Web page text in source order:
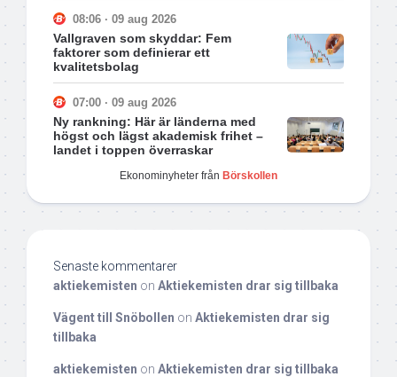
08:06 · 09 aug 2026
Vallgraven som skyddar: Fem
faktorer som definierar ett
kvalitetsbolag
07:00 · 09 aug 2026
Ny rankning: Här är länderna med
högst och lägst akademisk frihet –
landet i toppen överraskar
Ekonominyheter från Börskollen
Senaste kommentarer
aktiekemisten on Aktiekemisten drar sig tillbaka
Vägent till Snöbollen on Aktiekemisten drar sig
tillbaka
aktiekemisten on Aktiekemisten drar sig tillbaka